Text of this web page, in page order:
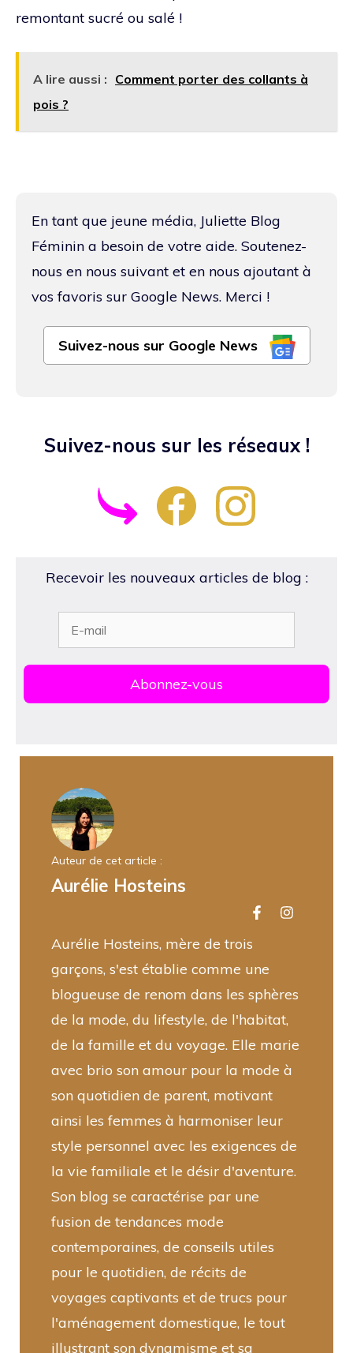
remontant sucré ou salé !
A lire aussi : Comment porter des collants à
pois ?
En tant que jeune média, Juliette Blog
Féminin a besoin de votre aide. Soutenez-
nous en nous suivant et en nous ajoutant à
vos favoris sur Google News. Merci !
Suivez-nous sur Google News
Suivez-nous sur les réseaux !
Recevoir les nouveaux articles de blog :
Auteur de cet article :
Aurélie Hosteins
Aurélie Hosteins, mère de trois
garçons, s'est établie comme une
blogueuse de renom dans les sphères
de la mode, du lifestyle, de l'habitat,
de la famille et du voyage. Elle marie
avec brio son amour pour la mode à
son quotidien de parent, motivant
ainsi les femmes à harmoniser leur
style personnel avec les exigences de
la vie familiale et le désir d'aventure.
Son blog se caractérise par une
fusion de tendances mode
contemporaines, de conseils utiles
pour le quotidien, de récits de
voyages captivants et de trucs pour
l'aménagement domestique, le tout
illustrant son dynamisme et sa